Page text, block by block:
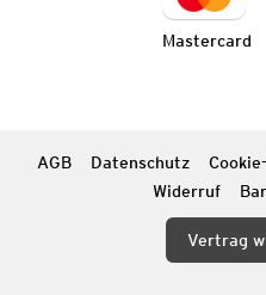
Mastercard
AGB Datenschutz
Widerruf
Vertrag